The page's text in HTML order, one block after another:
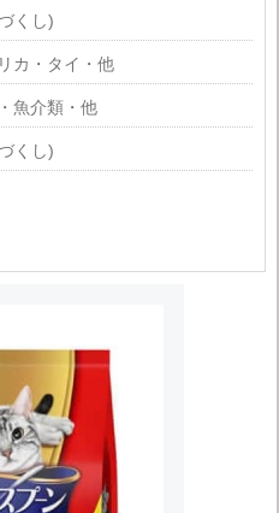
くし)
カ・タイ・他
魚介類・他
くし)